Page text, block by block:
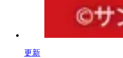
更新